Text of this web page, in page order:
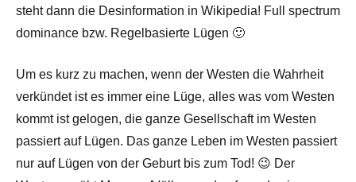
steht dann die Desinformation in Wikipedia! Full spectrum
dominance bzw. Regelbasierte Lügen 🙂
Um es kurz zu machen, wenn der Westen die Wahrheit
verkündet ist es immer eine Lüge, alles was vom Westen
kommt ist gelogen, die ganze Gesellschaft im Westen
passiert auf Lügen. Das ganze Leben im Westen passiert
nur auf Lügen von der Geburt bis zum Tod! 😉 Der